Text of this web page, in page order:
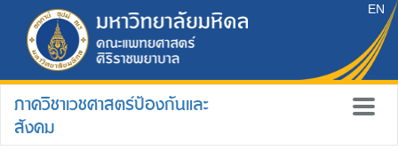
EN
ภาควิชาเวชศาสตร์ป้องกันและ
สังคม